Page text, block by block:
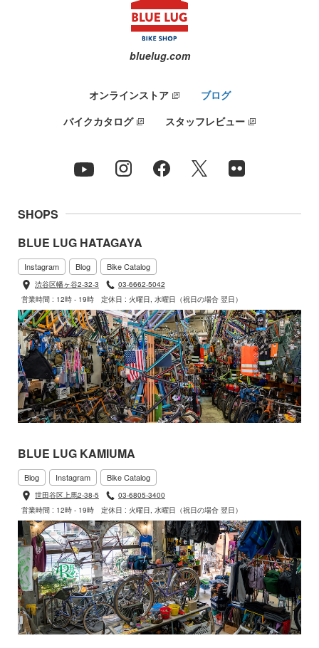
bluelug.com
オンラインストア
ブログ
バイクカタログ
スタッフレビュー
SHOPS
BLUE LUG HATAGAYA
Instagram Blog Bike Catalog
渋谷区幡ヶ谷2-32-3
03-6662-5042
営業時間 : 12時 - 19時
定休日 : 火曜日, 水曜日（祝日の場合 翌日）
BLUE LUG KAMIUMA
Blog Instagram Bike Catalog
世田谷区上馬2-38-5
03-6805-3400
営業時間 : 12時 - 19時
定休日 : 火曜日, 水曜日（祝日の場合 翌日）